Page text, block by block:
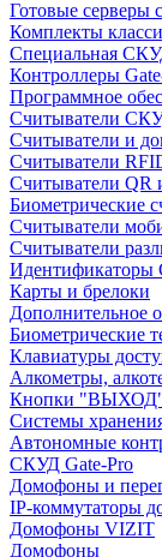
Готовые серверы
Комплекты
Специальная
Контроллеры
Программное
Считыватели
Считыватели и
Считыватели
Считыватели QR
Биометрические
Считыватели
Считыватели
Карты и брелоки
Дополнительное
Биометрические
Клавиатуры
Алкометры,
Кнопки
Системы
Автономные
СКУД Gate-Pro
Домофоны и
IP-коммутаторы
Домофоны VIZIT
Домофоны